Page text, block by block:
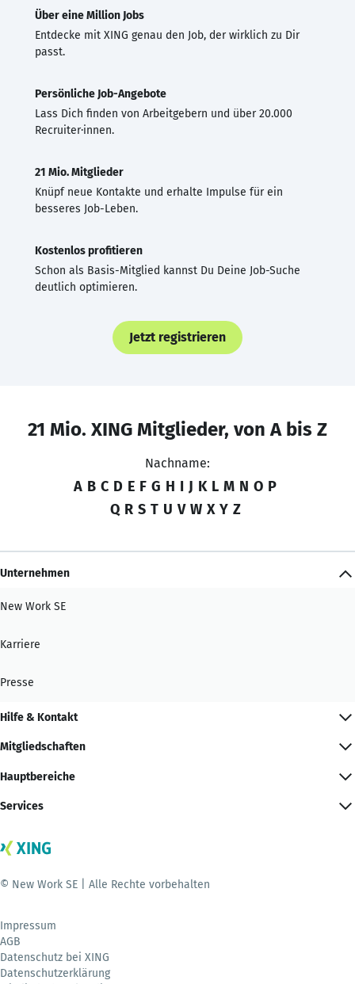
Über eine Million Jobs
Entdecke mit XING genau den Job, der wirklich zu Dir
passt.
Persönliche Job-Angebote
Lass Dich finden von Arbeitgebern und über 20.000
Recruiter·innen.
21 Mio. Mitglieder
Knüpf neue Kontakte und erhalte Impulse für ein
besseres Job-Leben.
Kostenlos profitieren
Schon als Basis-Mitglied kannst Du Deine Job-Suche
deutlich optimieren.
Jetzt registrieren
21 Mio. XING Mitglieder, von A bis Z
Nachname:
A B C D E F G H I J K L M N O P
Q R S T U V W X Y Z
Unternehmen
New Work SE
Karriere
Presse
Hilfe & Kontakt
Mitgliedschaften
Hauptbereiche
Services
© New Work SE | Alle Rechte vorbehalten
Impressum
AGB
Datenschutz bei XING
Datenschutzerklärung